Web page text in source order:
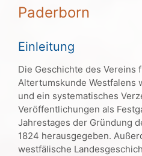
Paderborn
Einleitung
Die Geschichte des Vereins
Altertumskunde Westfalens
und ein systematisches
Veröffentlichungen als
Jahrestages der Gründung
1824 herausgegeben.
westfälische